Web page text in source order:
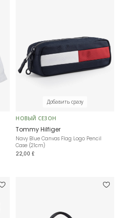
Добавить сразу
НОВЫЙ СЕЗОН
Tommy Hilfiger
Navy Blue Canvas Flag Logo Pencil
Case (21cm)
22,00 £